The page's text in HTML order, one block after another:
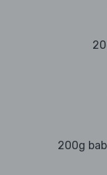
200g